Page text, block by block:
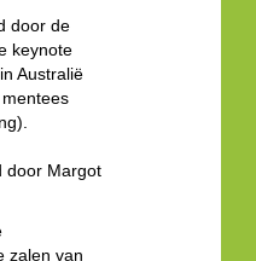
door de
keynote
Australië
door Margot
zalen van